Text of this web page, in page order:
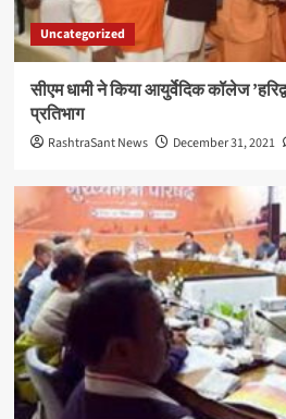
Uncategorized
सीएम धामी ने किया आयुर्वेदिक कॉलेज
प्रतिभाग
RashtraSant News December 31, 2021